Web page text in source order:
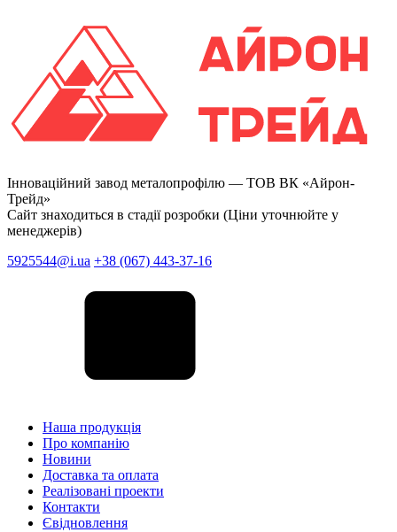
Інноваційний завод металопрофілю — ТОВ ВК «Айрон-
Трейд»
Сайт знаходиться в стадії розробки (Ціни уточнюйте у
менеджерів)
5925544@i.ua +38 (067) 443-37-16
Наша продукція
Про компанію
Новини
Доставка та оплата
Реалізовані проекти
Контакти
Євідновлення